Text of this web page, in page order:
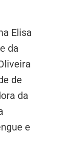
Elisa
da
de
da
e